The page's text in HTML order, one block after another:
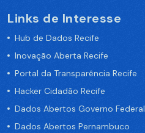
Links de Interesse
Hub de Dados Recife
Inovação Aberta Recife
Portal da Transparência Recife
Hacker Cidadão Recife
Dados Abertos Governo Federal
Dados Abertos Pernambuco